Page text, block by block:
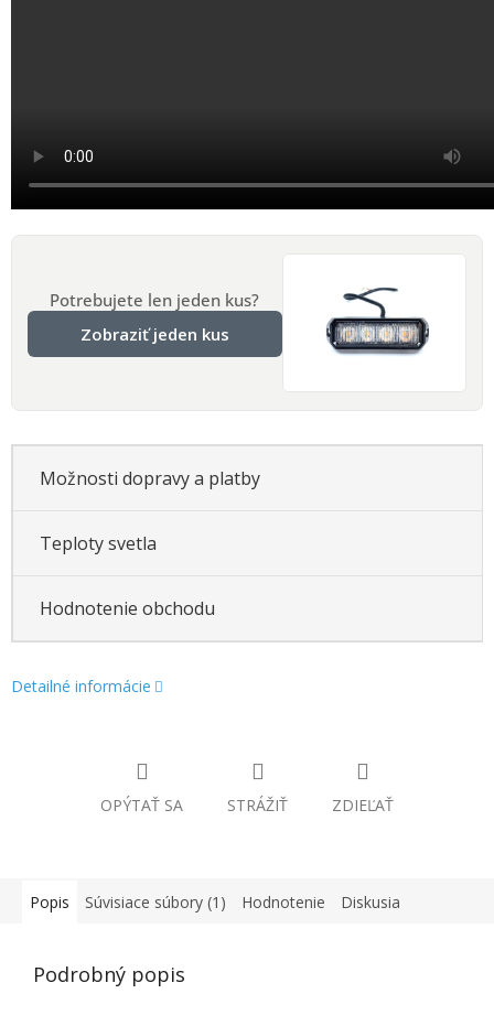
Potrebujete len jeden kus?
Zobraziť jeden kus
Možnosti dopravy a platby
Teploty svetla
Hodnotenie obchodu
Detailné informácie
OPÝTAŤ SA STRÁŽIŤ ZDIEĽAŤ
Popis Súvisiace súbory (1) Hodnotenie Diskusia
Podrobný popis